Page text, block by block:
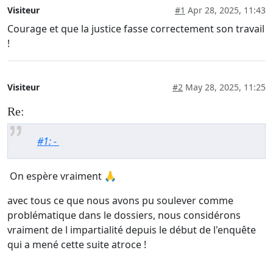
Visiteur #1 Apr 28, 2025, 11:43
Courage et que la justice fasse correctement son travail
!
Visiteur #2 May 28, 2025, 11:25
Re:
#1: -
On espère vraiment 🙏
avec tous ce que nous avons pu soulever comme
problématique dans le dossiers, nous considérons
vraiment de l impartialité depuis le début de l'enquête
qui a mené cette suite atroce !